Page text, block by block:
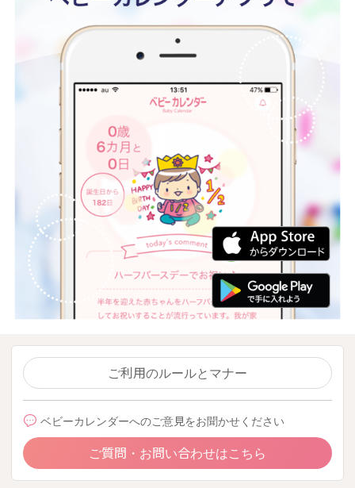
ご利用のルールとマナー
ベビーカレンダーへのご意見をお聞かせください
ご質問・お問い合わせはこちら